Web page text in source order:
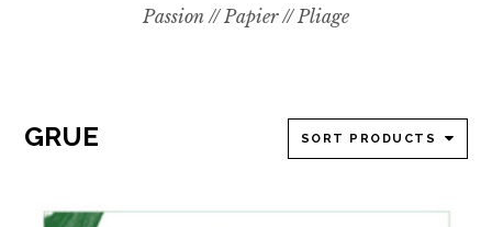
Passion // Papier // Pliage
GRUE SORT PRODUCTS